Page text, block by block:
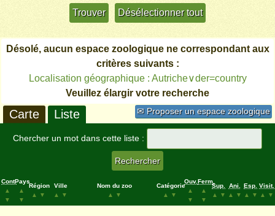
Désolé, aucun espace zoologique ne correspondant aux
critères suivants :
Localisation géographique : Autriche∨der=country
Veuillez élargir votre recherche
✉ Proposer un espace zoologique
Carte Liste
Chercher un mot dans cette liste :
Cont.
▲
▼
Pays
▲
▼
Région
▲
▼
Ville
▲
▼
Nom du zoo
▲
▼
Catégorie
▲
▼
Ouv.
▲
▼
Ferm.
▲
▼
Sup.
▲
▼
Ani.
▲
▼
Esp.
▲
▼
Visit.
▲
▼